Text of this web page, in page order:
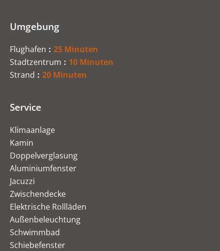
Umgebung
Flughafen
25 Minuten
Stadtzentrum
10 Minuten
Strand
20 Minuten
Service
Klimaanlage
Kamin
Doppelverglasung
Aluminiumfenster
Jacuzzi
Zwischendecke
Elektrische Rollläden
Außenbeleuchtung
Schwimmbad
Schiebefenster